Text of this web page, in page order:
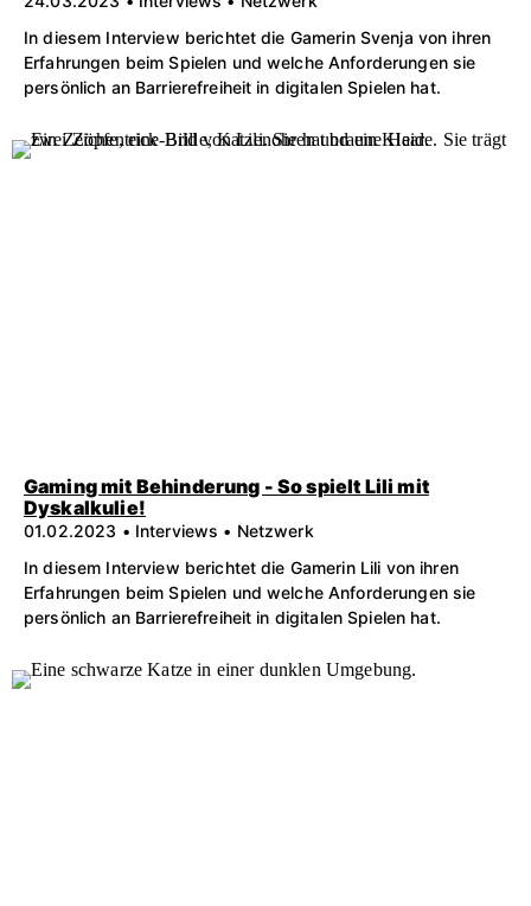
In diesem Interview berichtet die Gamerin Svenja von ihren
Erfahrungen beim Spielen und welche Anforderungen sie
persönlich an Barrierefreiheit in digitalen Spielen hat.
Gaming mit Behinderung - So spielt Lili mit
Dyskalkulie!
01.02.2023 • Interviews • Netzwerk
In diesem Interview berichtet die Gamerin Lili von ihren
Erfahrungen beim Spielen und welche Anforderungen sie
persönlich an Barrierefreiheit in digitalen Spielen hat.